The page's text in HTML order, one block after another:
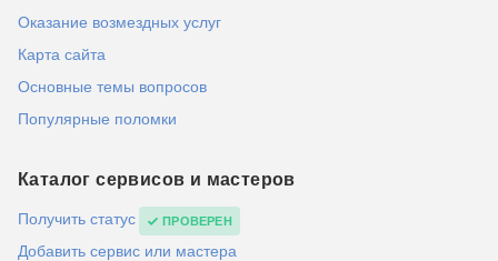
Оказание возмездных услуг
Карта сайта
Основные темы вопросов
Популярные поломки
Каталог сервисов и мастеров
Получить статус ПРОВЕРЕН
Добавить сервис или мастера